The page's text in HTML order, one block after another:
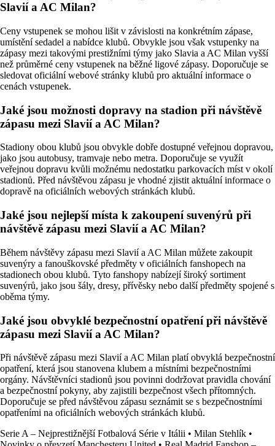
Slavií a AC Milan?
Ceny vstupenek se mohou lišit v závislosti na konkrétním zápase,
umístění sedadel a nabídce klubů. Obvykle jsou však vstupenky na
zápasy mezi takovými prestižními týmy jako Slavia a AC Milan vyšší
než průměrné ceny vstupenek na běžné ligové zápasy. Doporučuje se
sledovat oficiální webové stránky klubů pro aktuální informace o
cenách vstupenek.
Jaké jsou možnosti dopravy na stadion při návštěvě
zápasu mezi Slavií a AC Milan?
Stadiony obou klubů jsou obvykle dobře dostupné veřejnou dopravou,
jako jsou autobusy, tramvaje nebo metra. Doporučuje se využít
veřejnou dopravu kvůli možnému nedostatku parkovacích míst v okolí
stadionů. Před návštěvou zápasu je vhodné zjistit aktuální informace o
dopravě na oficiálních webových stránkách klubů.
Jaké jsou nejlepší místa k zakoupení suvenýrů při
návštěvě zápasu mezi Slavií a AC Milan?
Během návštěvy zápasu mezi Slavií a AC Milan můžete zakoupit
suvenýry a fanouškovské předměty v oficiálních fanshopech na
stadionech obou klubů. Tyto fanshopy nabízejí široký sortiment
suvenýrů, jako jsou šály, dresy, přívěsky nebo další předměty spojené s
oběma týmy.
Jaké jsou obvyklé bezpečnostní opatření při návštěvě
zápasu mezi Slavií a AC Milan?
Při návštěvě zápasu mezi Slavií a AC Milan platí obvyklá bezpečnostní
opatření, která jsou stanovena klubem a místními bezpečnostními
orgány. Návštěvníci stadionů jsou povinni dodržovat pravidla chování
a bezpečnostní pokyny, aby zajistili bezpečnost všech přítomných.
Doporučuje se před návštěvou zápasu seznámit se s bezpečnostními
opatřeními na oficiálních webových stránkách klubů.
Serie A – Nejprestižnější Fotbalová Série v Itálii • Milan Stehlík •